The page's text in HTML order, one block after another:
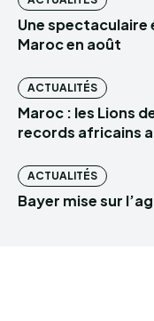
Une spectaculaire
Maroc en août
ACTUALITÉS
Maroc : les Lions
records africains
ACTUALITÉS
Bayer mise sur